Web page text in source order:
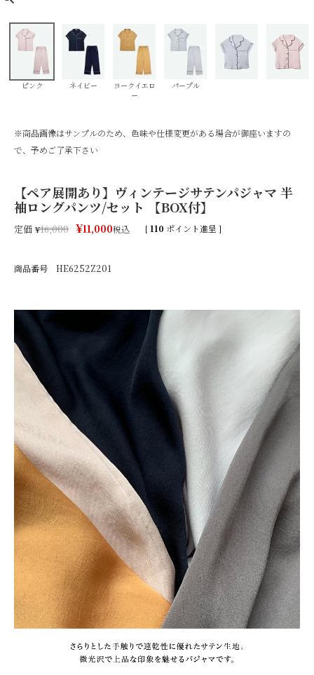
ピンク ネイビー
ヨークイエロ
ー
パープル
※商品画像はサンプルのため、色味や仕様変更がある場合が御座いますの
で、予めご了承下さい
【ペア展開あり】ヴィンテージサテンパジャマ 半
袖ロングパンツ/セット 【BOX付】
定価 ¥16,000 ¥11,000税込 [110 ポイント進呈 ]
商品番号 HE6252Z201